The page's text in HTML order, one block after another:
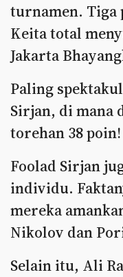
turnamen. Tiga
Keita total
Jakarta
Paling
Sirjan, di mana
torehan 38 poin!
Foolad Sirjan
individu.
mereka
Nikolov dan
Selain itu, Ali